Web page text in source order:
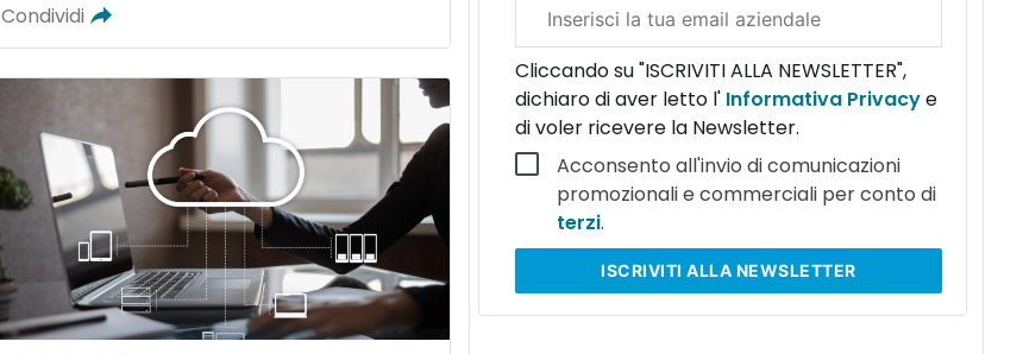
Condividi
aziendale
Cliccando su "ISCRIVITI ALLA NEWSLETTER",
dichiaro di aver letto l'Informativa Privacye
di voler ricevere la Newsletter.
Acconsento all'invio di comunicazioni
promozionali e commerciali per conto di
terzi.
ISCRIVITIALLA NEWSLETTER